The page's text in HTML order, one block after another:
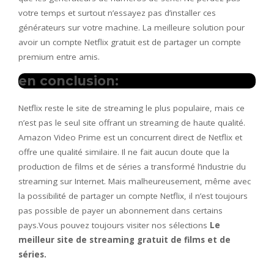
votre temps et surtout n’essayez pas d’installer ces
générateurs sur votre machine. La meilleure solution pour
avoir un compte Netflix gratuit est de partager un compte
premium entre amis.
en conclusion:
Netflix reste le site de streaming le plus populaire, mais ce
n’est pas le seul site offrant un streaming de haute qualité.
Amazon Video Prime est un concurrent direct de Netflix et
offre une qualité similaire. Il ne fait aucun doute que la
production de films et de séries a transformé l’industrie du
streaming sur Internet. Mais malheureusement, même avec
la possibilité de partager un compte Netflix, il n’est toujours
pas possible de payer un abonnement dans certains
pays.Vous pouvez toujours visiter nos sélections Le
meilleur site de streaming gratuit de films et de
séries.